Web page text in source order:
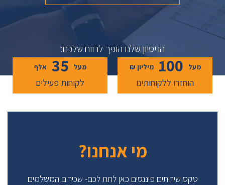
הניסיון שלנו הופך לרווח שלכם:
מעל 100 מיליון ₪
הוחזרו ללקוחותינו
מעל 35 אלף
לקוחות פעילים
מי אנחנו?
טקס שירותים פיננסים כאן לתת לכם- שכירים המשלמים